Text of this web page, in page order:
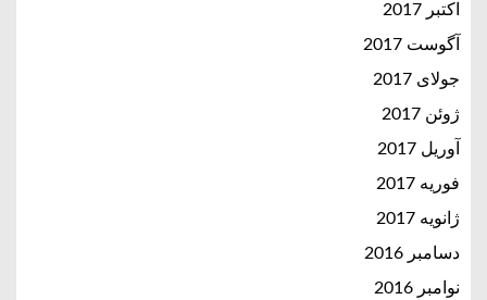
اکتبر 2017
آگوست 2017
جولای 2017
ژوئن 2017
آوریل 2017
فوریه 2017
ژانویه 2017
دسامبر 2016
نوامبر 2016